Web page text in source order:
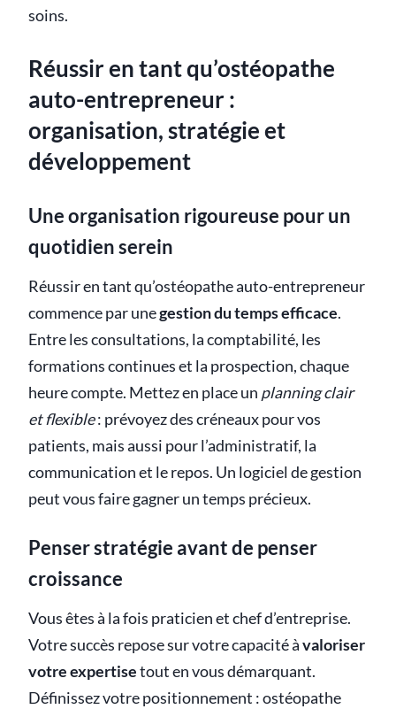
soins.
Réussir en tant qu’ostéopathe
auto-entrepreneur :
organisation, stratégie et
développement
Une organisation rigoureuse pour un
quotidien serein
Réussir en tant qu’ostéopathe auto-entrepreneur
commence par unegestion du temps efficace.
Entre les consultations, la comptabilité, les
formations continues et la prospection, chaque
heure compte. Mettez en place un planning clair
et flexible: prévoyez des créneaux pour vos
patients, mais aussi pour l’administratif, la
communication et le repos. Un logiciel de gestion
peut vous faire gagner un temps précieux.
Penser stratégie avant de penser
croissance
Vous êtes à la fois praticien et chef d’entreprise.
Votre succès repose sur votre capacité àvaloriser
votre expertisetout en vous démarquant.
Définissez votre positionnement : ostéopathe